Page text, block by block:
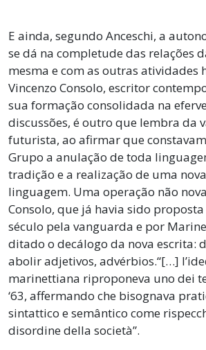
E ainda, segundo Anceschi, a
se dá na completude das relações
mesma e com as outras atividades
Vincenzo Consolo, escritor
sua formação consolidada na
discussões, é outro que lembra da
futurista, ao afirmar que
Grupo a anulação de toda
tradição e a realização de uma
linguagem. Uma operação não
Consolo, que já havia sido
século pela vanguarda e por
ditado o decálogo da nova escrita:
abolir adjetivos, advérbios.“[…]
marinettiana riproponeva uno dei
‘63, affermando che bisognava
sintattico e semântico come
disordine della società”.